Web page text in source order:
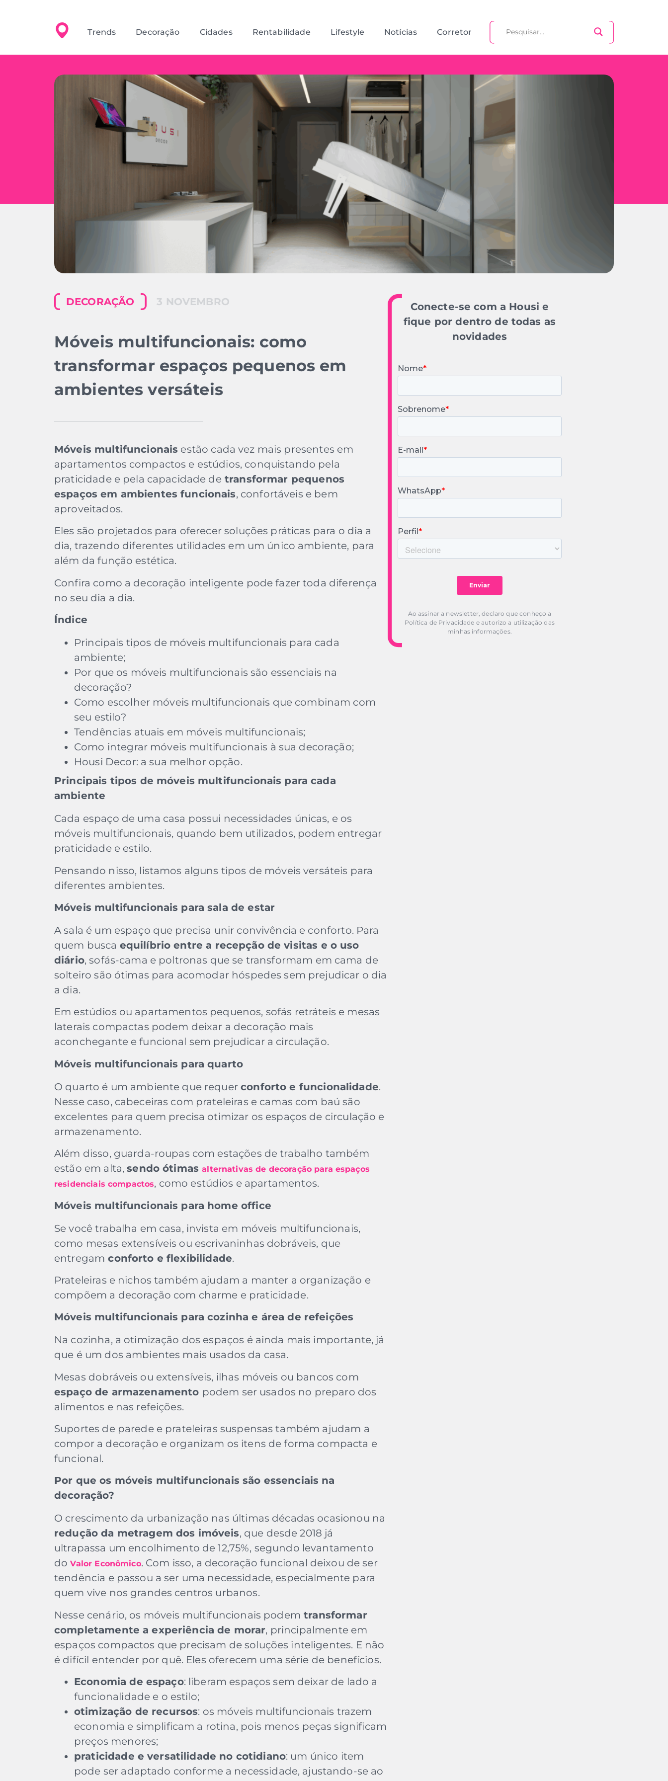
Trends Decoração Cidades Rentabilidade Lifestyle Notícias Corretor
DECORAÇÃO 3 NOVEMBRO
Móveis multifuncionais: como
transformar espaços pequenos em
ambientes versáteis
Móveis multifuncionais estão cada vez mais presentes em
apartamentos compactos e estúdios, conquistando pela
praticidade e pela capacidade de transformar pequenos
espaços em ambientes funcionais, confortáveis e bem
aproveitados.
Eles são projetados para oferecer soluções práticas para o dia a
dia, trazendo diferentes utilidades em um único ambiente, para
além da função estética.
Confira como a decoração inteligente pode fazer toda diferença
no seu dia a dia.
Índice
Principais tipos de móveis multifuncionais para cada
ambiente;
Por que os móveis multifuncionais são essenciais na
decoração?
Como escolher móveis multifuncionais que combinam com
seu estilo?
Tendências atuais em móveis multifuncionais;
Como integrar móveis multifuncionais à sua decoração;
Housi Decor: a sua melhor opção.
Principais tipos de móveis multifuncionais para cada
ambiente
Cada espaço de uma casa possui necessidades únicas, e os
móveis multifuncionais, quando bem utilizados, podem entregar
praticidade e estilo.
Pensando nisso, listamos alguns tipos de móveis versáteis para
diferentes ambientes.
Móveis multifuncionais para sala de estar
A sala é um espaço que precisa unir convivência e conforto. Para
quem busca equilíbrio entre a recepção de visitas e o uso
diário, sofás-cama e poltronas que se transformam em cama de
solteiro são ótimas para acomodar hóspedes sem prejudicar o dia
a dia.
Em estúdios ou apartamentos pequenos, sofás retráteis e mesas
laterais compactas podem deixar a decoração mais
aconchegante e funcional sem prejudicar a circulação.
Móveis multifuncionais para quarto
O quarto é um ambiente que requerconforto e funcionalidade.
Nesse caso, cabeceiras com prateleiras e camas com baú são
excelentes para quem precisa otimizar os espaços de circulação e
armazenamento.
Além disso, guarda-roupas com estações de trabalho também
estão em alta,sendo ótimasalternativas de decoração para espaços
residenciais compactos, como estúdios e apartamentos.
Móveis multifuncionais para home office
Se você trabalha em casa, invista em móveis multifuncionais,
como mesas extensíveis ou escrivaninhas dobráveis, que
entregam conforto e flexibilidade.
Prateleiras e nichos também ajudam a manter a organização e
compõem a decoração com charme e praticidade.
Móveis multifuncionais para cozinha e área de refeições
Na cozinha, a otimização dos espaços é ainda mais importante, já
que é um dos ambientes mais usados da casa.
Mesas dobráveis ou extensíveis, ilhas móveis ou bancos com
espaço de armazenamento podem ser usados no preparo dos
alimentos e nas refeições.
Suportes de parede e prateleiras suspensas também ajudam a
compor a decoração e organizam os itens de forma compacta e
funcional.
Por que os móveis multifuncionais são essenciais na
decoração?
O crescimento da urbanização nas últimas décadas ocasionou na
redução da metragem dos imóveis, que desde 2018 já
ultrapassa um encolhimento de 12,75%, segundo levantamento
doValor Econômico. Com isso, a decoração funcional deixou de ser
tendência e passou a ser uma necessidade, especialmente para
quem vive nos grandes centros urbanos.
Nesse cenário, os móveis multifuncionais podem transformar
completamente a experiência de morar, principalmente em
espaços compactos que precisam de soluções inteligentes. E não
é difícil entender por quê. Eles oferecem uma série de benefícios.
Economia de espaço: liberam espaços sem deixar de lado a
funcionalidade e o estilo;
otimização de recursos: os móveis multifuncionais trazem
economia e simplificam a rotina, pois menos peças significam
preços menores;
praticidade e versatilidade no cotidiano: um único item
pode ser adaptado conforme a necessidade, ajustando-se ao
Conecte-se com a Housi e
fique por dentro de todas as
novidades
Ao assinar a newsletter, declaro que conheço a
Política de Privacidade e autorizo a utilização das
minhas informações.